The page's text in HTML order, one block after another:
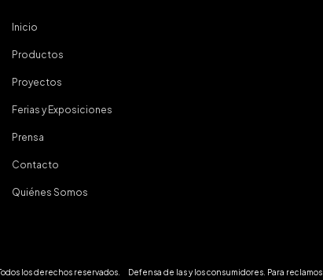
Inicio
Productos
Proyectos
Ferias y Exposiciones
Prensa
Contacto
Quiénes Somos
los derechos reservados. Defensa de las y los consumidores. Para reclamos